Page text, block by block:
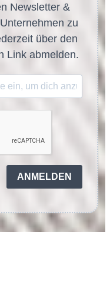
Newsletter &
zu
über den
Link abmelden.
ANMELDEN